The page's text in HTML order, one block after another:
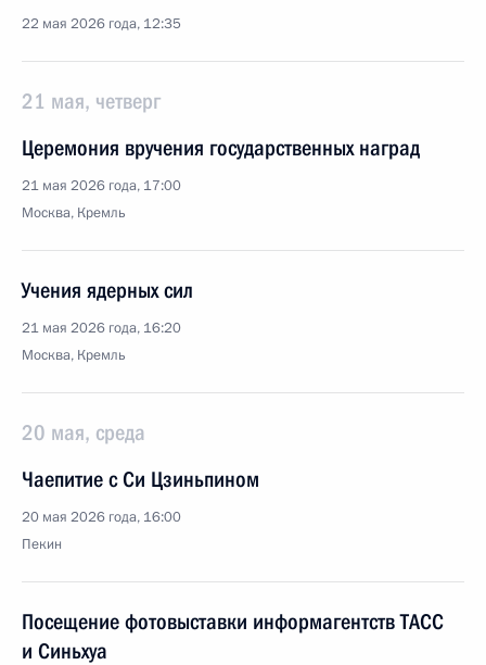
22 мая 2026 года, 12:35
21 мая, четверг
Церемония вручения государственных наград
21 мая 2026 года, 17:00
Москва, Кремль
Учения ядерных сил
21 мая 2026 года, 16:20
Москва, Кремль
20 мая, среда
Чаепитие с Си Цзиньпином
20 мая 2026 года, 16:00
Пекин
Посещение фотовыставки информагентств ТАСС
и Синьхуа